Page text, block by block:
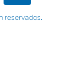
reservados.